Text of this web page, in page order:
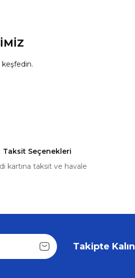
Taksit Seçenekleri
kartına taksit ve havale
Takipte Kalın